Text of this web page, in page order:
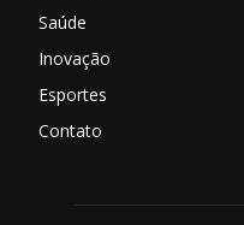
Saúde
Inovação
Esportes
Contato